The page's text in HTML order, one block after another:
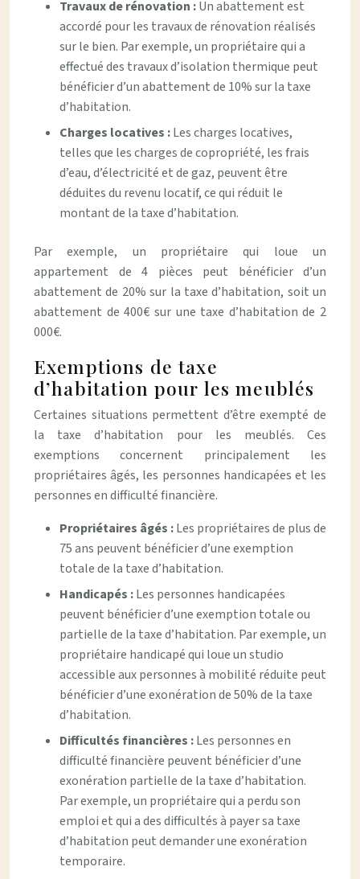
Travaux de rénovation :Un abattement est
accordé pour les travaux de rénovation réalisés
sur le bien. Par exemple, un propriétaire qui a
effectué des travaux d’isolation thermique peut
bénéficier d’un abattement de 10% sur la taxe
d’habitation.
Charges locatives :Les charges locatives,
telles que les charges de copropriété, les frais
d’eau, d’électricité et de gaz, peuvent être
déduites du revenu locatif, ce qui réduit le
montant de la taxe d’habitation.
Par exemple, un propriétaire qui loue un
appartement de 4 pièces peut bénéficier d’un
abattement de 20% sur la taxe d’habitation, soit un
abattement de 400€ sur une taxe d’habitation de 2
000€.
Exemptions de taxe
d’habitation pour les meublés
Certaines situations permettent d’être exempté de
la taxe d’habitation pour les meublés. Ces
exemptions concernent principalement les
propriétaires âgés, les personnes handicapées et les
personnes en difficulté financière.
Propriétaires âgés :Les propriétaires de plus de
75 ans peuvent bénéficier d’une exemption
totale de la taxe d’habitation.
Handicapés :Les personnes handicapées
peuvent bénéficier d’une exemption totale ou
partielle de la taxe d’habitation. Par exemple, un
propriétaire handicapé qui loue un studio
accessible aux personnes à mobilité réduite peut
bénéficier d’une exonération de 50% de la taxe
d’habitation.
Difficultés financières :Les personnes en
difficulté financière peuvent bénéficier d’une
exonération partielle de la taxe d’habitation.
Par exemple, un propriétaire qui a perdu son
emploi et qui a des difficultés à payer sa taxe
d’habitation peut demander une exonération
temporaire.